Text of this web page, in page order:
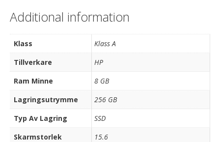
Additional information
Klass
Klass A
Tillverkare
HP
Ram Minne
8 GB
Lagringsutrymme
256 GB
Typ Av Lagring
SSD
Skarmstorlek
15.6